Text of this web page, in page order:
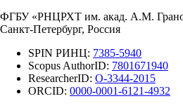
ФГБУ «РНЦРХТ им. акад. А.М.
Санкт-Петербург, Россия
SPIN РИНЦ: 7385-5940
Scopus AuthorID: 7801671940
ResearcherID: O-3344-2015
ORCID: 0000-0001-6121-4932